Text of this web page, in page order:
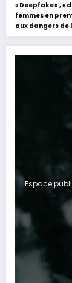
« Deepfake » , «
femmes en
aux dangers de
artificielle
Espace